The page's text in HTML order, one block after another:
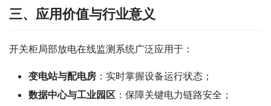
三、应用价值与行业意义
开关柜局部放电在线监测系统广泛应用于：
变电站与配电房 ：实时掌握设备运行状态；
数据中心与工业园区 ：保障关键电力链路安全；